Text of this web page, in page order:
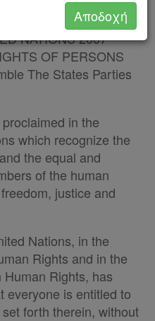
OF PERSONS
NATIONS 2007
OF PERSONS
The States Parties
in the
which recognize the
the equal and
of the human
justice and
Nations, in the
Rights and in the
Rights, has
everyone is entitled to
forth therein, without
Αποδοχή